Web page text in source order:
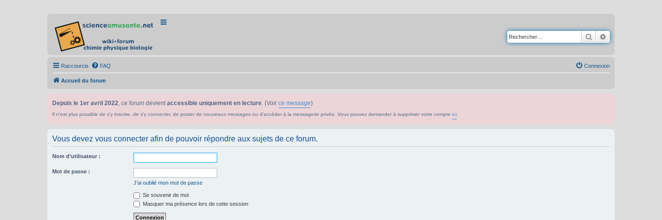
Rechercher
Raccourcis FAQ Connexion
Accueil du forum
Depuis le 1er avril 2022, ce forum devientaccessible uniquement en lecture. (Voir ce message)
Il n'est plus possible de s'y inscrire, de s'y connecter, de poster de nouveaux messages ou d'accéder à la messagerie privée. Vous pouvez demander à supprimer votre compte ici
Vous devez vous connecter afin de pouvoir répondre aux sujets de ce forum.
Nom d’utilisateur :
Mot de passe :
J’ai oublié mon mot de passe
Se souvenir de moi
Masquer ma présence lors de cette session